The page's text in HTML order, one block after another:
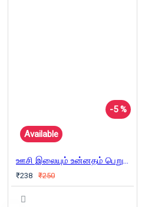
-5 %
Available
ஊசி இலையும் உன்னதம் பெறும் காலம்
₹238 ₹250